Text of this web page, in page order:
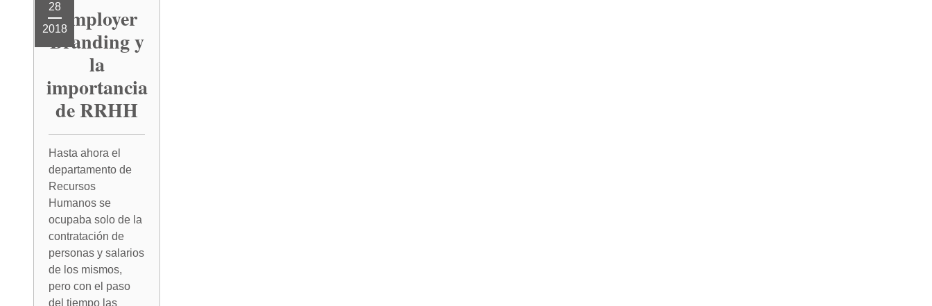
28
2018Employer
Branding y
la
importancia
de RRHH
Hasta ahora el
departamento de
Recursos
Humanos se
ocupaba solo de la
contratación de
personas y salarios
de los mismos,
pero con el paso
del tiempo las